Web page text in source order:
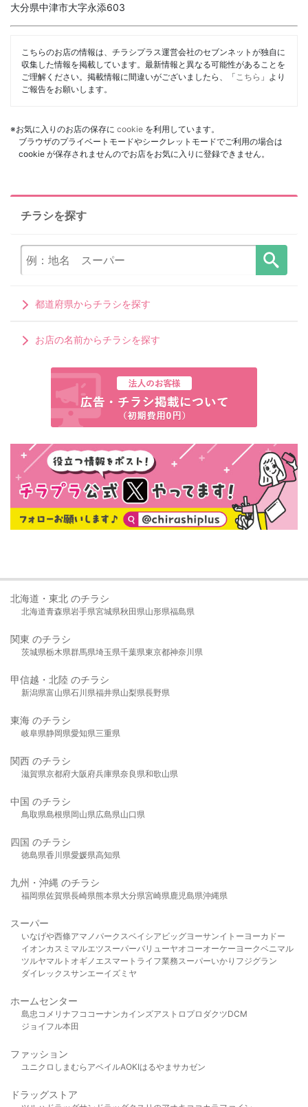
大分県中津市大字永添603
こちらのお店の情報は、チラシプラス運営会社のセブンネットが独自に
収集した情報を掲載しています。最新情報と異なる可能性があることを
ご理解ください。掲載情報に間違いがございましたら、「 こちら 」より
ご報告をお願いします。
※お気に入りのお店の保存に cookie を利用しています。
ブラウザのプライベートモードやシークレットモードでご利用の場合は
cookie が保存されませんのでお店をお気に入りに登録できません。
チラシを探す
都道府県からチラシを探す
お店の名前からチラシを探す
北海道・東北 のチラシ
北海道青森県岩手県宮城県秋田県山形県福島県
関東 のチラシ
茨城県栃木県群馬県埼玉県千葉県東京都神奈川県
甲信越・北陸 のチラシ
新潟県富山県石川県福井県山梨県長野県
東海 のチラシ
岐阜県静岡県愛知県三重県
関西 のチラシ
滋賀県京都府大阪府兵庫県奈良県和歌山県
中国 のチラシ
鳥取県島根県岡山県広島県山口県
四国 のチラシ
徳島県香川県愛媛県高知県
九州・沖縄 のチラシ
福岡県佐賀県長崎県熊本県大分県宮崎県鹿児島県沖縄県
スーパー
いなげや西條アマノパークスベイシア ビッグヨーサンイトーヨーカドー
イオンカスミ マルエツスーパーバリューヤオコーオーケー ヨークベニマル
ツルヤマルト オギノ エスマート ライフ業務スーパーいかり フジグラン
ダイレックスサンエーイズミヤ
ホームセンター
島忠 コメリ ナフコ コーナンカインズアストロプロダクツDCM
ジョイフル本田
ファッション
ユニクロ しまむら アベイルAOKIはるやま サカゼン
ドラッグストア